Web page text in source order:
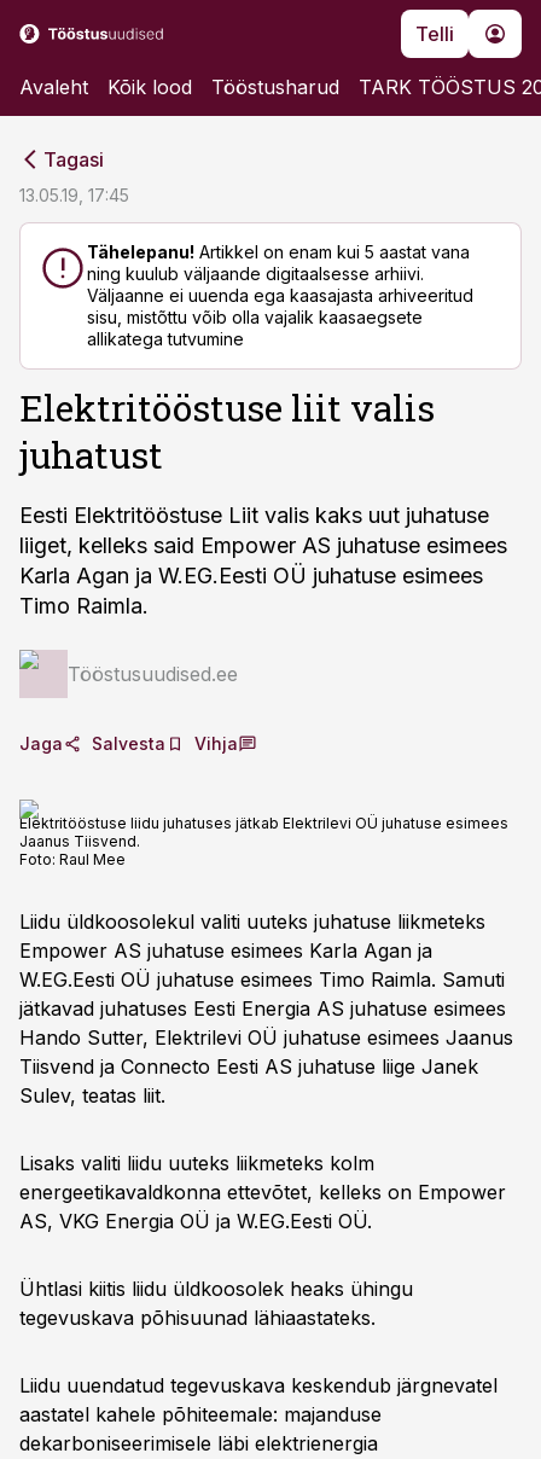
Telli
Avaleht Kõik lood Tööstusharud TARK TÖÖSTUS
Tagasi
13.05.19, 17:45
Tähelepanu! Artikkel on enam kui 5 aastat vana
ning kuulub väljaande digitaalsesse arhiivi.
Väljaanne ei uuenda ega kaasajasta arhiveeritud
sisu, mistõttu võib olla vajalik kaasaegsete
allikatega tutvumine
Elektritööstuse liit valis
juhatust
Eesti Elektritööstuse Liit valis kaks uut juhatuse
liiget, kelleks said Empower AS juhatuse esimees
Karla Agan ja W.EG.Eesti OÜ juhatuse esimees
Timo Raimla.
Tööstusuudised.ee
Jaga Salvesta Vihja
Elektritööstuse liidu juhatuses jätkab Elektrilevi OÜ juhatuse esimees
Jaanus Tiisvend.
Foto: Raul Mee
Liidu üldkoosolekul valiti uuteks juhatuse liikmeteks
Empower AS juhatuse esimees Karla Agan ja
W.EG.Eesti OÜ juhatuse esimees Timo Raimla. Samuti
jätkavad juhatuses Eesti Energia AS juhatuse esimees
Hando Sutter, Elektrilevi OÜ juhatuse esimees Jaanus
Tiisvend ja Connecto Eesti AS juhatuse liige Janek
Sulev, teatas liit.
Lisaks valiti liidu uuteks liikmeteks kolm
energeetikavaldkonna ettevõtet, kelleks on Empower
AS, VKG Energia OÜ ja W.EG.Eesti OÜ.
Ühtlasi kiitis liidu üldkoosolek heaks ühingu
tegevuskava põhisuunad lähiaastateks.
Liidu uuendatud tegevuskava keskendub järgnevatel
aastatel kahele põhiteemale: majanduse
dekarboniseerimisele läbi elektrienergia